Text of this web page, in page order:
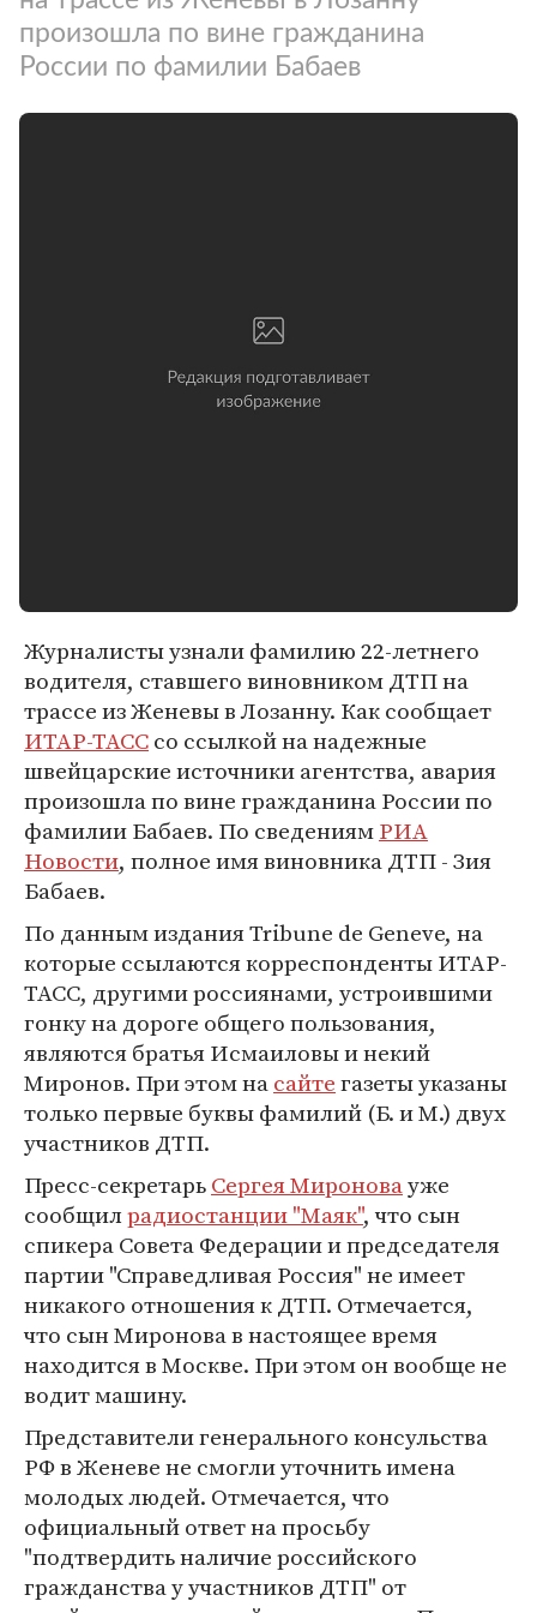
произошла по вине гражданина
России по фамилии Бабаев
Журналисты узнали фамилию 22-летнего
водителя, ставшего виновником ДТП на
трассе из Женевы в Лозанну. Как сообщает
ИТАР-ТАССсо ссылкой на надежные
швейцарские источники агентства, авария
произошла по вине гражданина России по
фамилии Бабаев. По сведениямРИА
Новости, полное имя виновника ДТП - Зия
Бабаев.
По данным издания Tribune de Geneve, на
которые ссылаются корреспонденты ИТАР-
ТАСС, другими россиянами, устроившими
гонку на дороге общего пользования,
являются братья Исмаиловы и некий
Миронов. При этом насайтегазеты указаны
только первые буквы фамилий (Б. и М.) двух
участников ДТП.
Пресс-секретарьСергея Мироновауже
сообщилрадиостанции "Маяк", что сын
спикера Совета Федерации и председателя
партии "Справедливая Россия" не имеет
никакого отношения к ДТП. Отмечается,
что сын Миронова в настоящее время
находится в Москве. При этом он вообще не
водит машину.
Представители генерального консульства
РФ в Женеве не смогли уточнить имена
молодых людей. Отмечается, что
официальный ответ на просьбу
"подтвердить наличие российского
гражданства у участников ДТП" от